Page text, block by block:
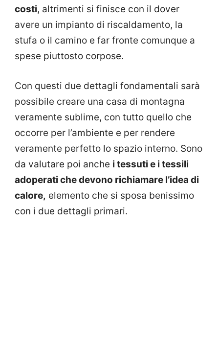
costi, altrimenti si finisce con il dover
avere un impianto di riscaldamento, la
stufa o il camino e far fronte comunque a
spese piuttosto corpose.
Con questi due dettagli fondamentali sarà
possibile creare una casa di montagna
veramente sublime, con tutto quello che
occorre per l’ambiente e per rendere
veramente perfetto lo spazio interno. Sono
da valutare poi anche i tessuti e i tessili
adoperati che devono richiamare l’idea di
calore, elemento che si sposa benissimo
con i due dettagli primari.